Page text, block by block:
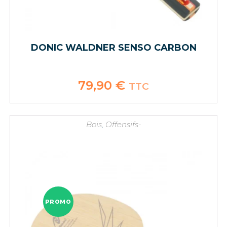
DONIC WALDNER SENSO CARBON
79,90 € TTC
Bois, Offensifs-
PROMO